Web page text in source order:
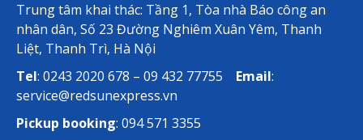
Trung tâm khai thác: Tầng 1, Tòa nhà Báo công an
nhân dân, Số 23 Đường Nghiêm Xuân Yêm, Thanh
Liệt, Thanh Trì, Hà Nội
Tel: 0243 2020 678 – 09 432 77755 Email:
service@redsunexpress.vn
Pickup booking: 094 571 3355